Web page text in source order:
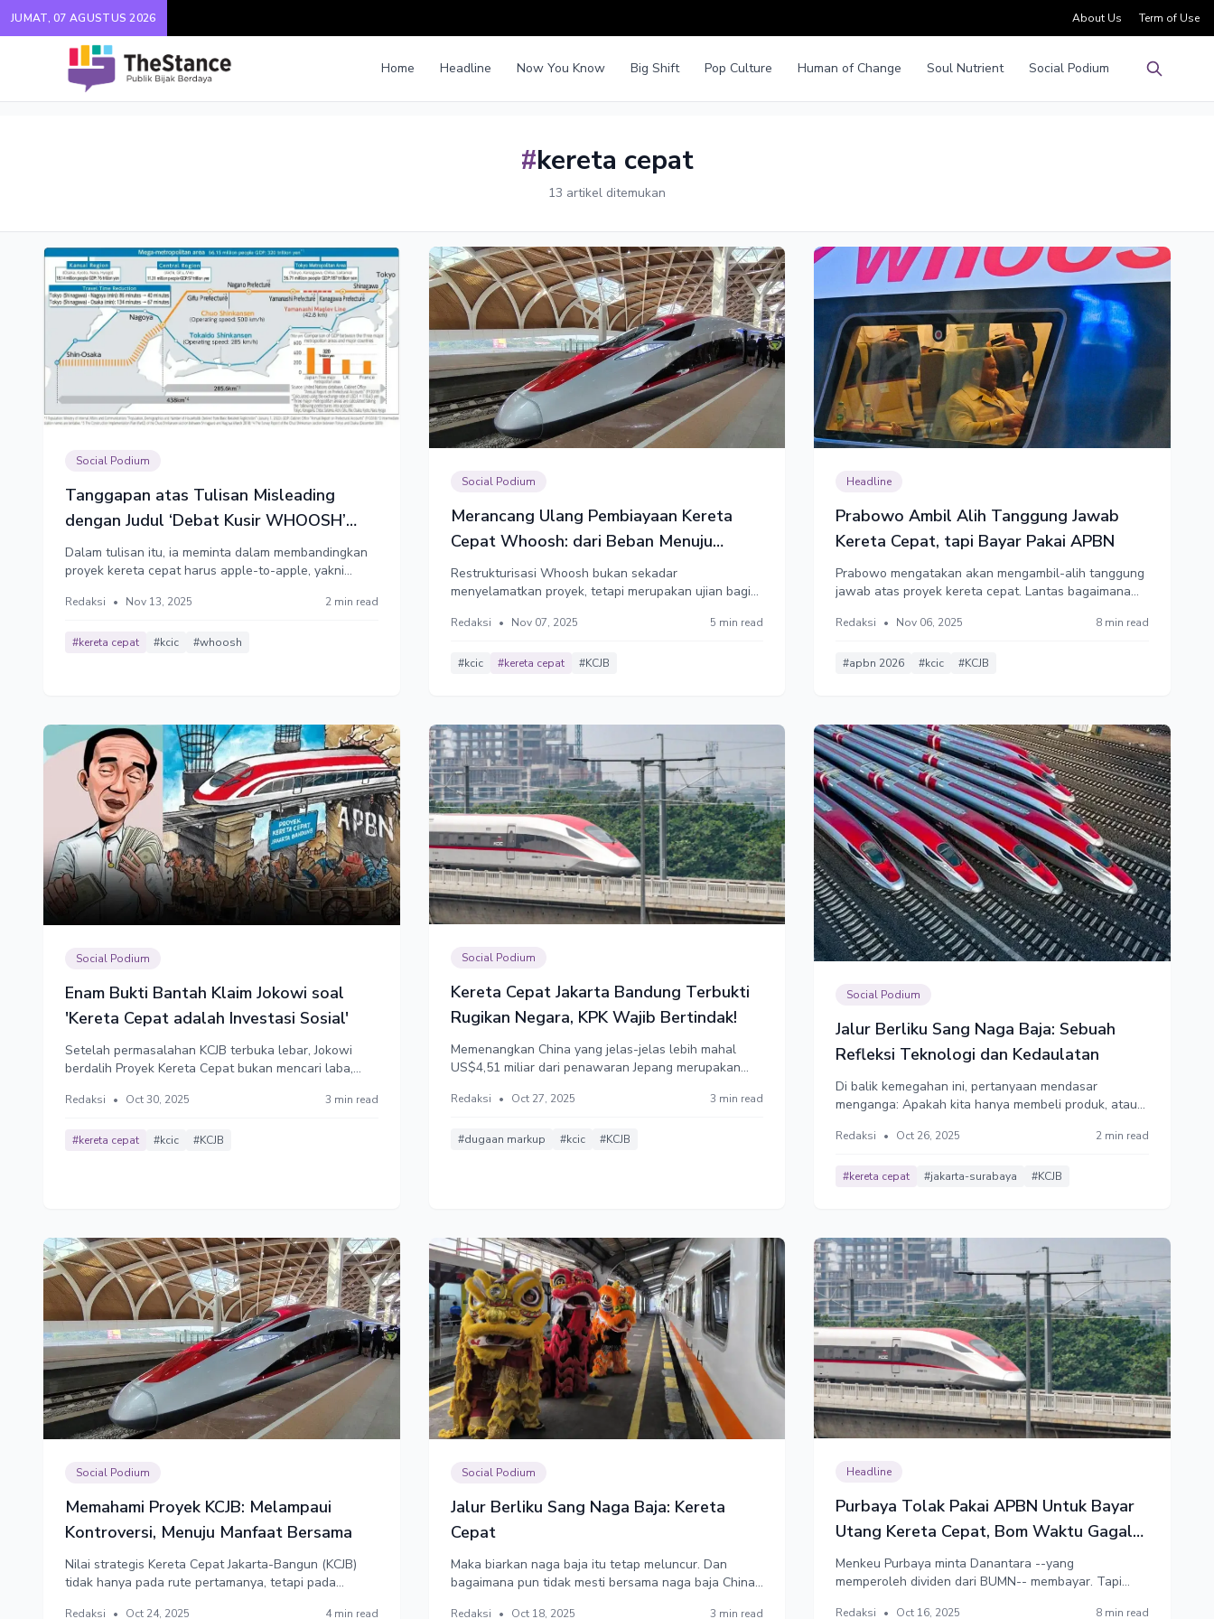
JUMAT, 07 AGUSTUS 2026 About Us Term of Use
Home Headline Now You Know Big Shift Pop Culture Human of Change Soul Nutrient
Social Podium
#kereta cepat
13 artikel ditemukan
Social Podium
Tanggapan atas Tulisan Misleading
dengan Judul ‘Debat Kusir WHOOSH’
Atas Nama Laksamana Sukardi
Dalam tulisan itu, ia meminta dalam membandingkan
proyek kereta cepat harus apple-to-apple, yakni
membandingkan KCJB dengan Chuo Shinkansen
Redaksi • Nov 13, 2025 2 min read
#kereta cepat #kcic #whoosh
Social Podium
Merancang Ulang Pembiayaan Kereta
Cepat Whoosh: dari Beban Menuju
Investasi Berdaulat
Restrukturisasi Whoosh bukan sekadar
menyelamatkan proyek, tetapi merupakan ujian bagi
berdaulat dalam membangun masa depan. Bukan
kambuh berulang dan memicu penyakit yang lebih
Redaksi • Nov 07, 2025 5 min read
#kcic #kereta cepat #KCJB
Headline
Prabowo Ambil Alih Tanggung Jawab
Kereta Cepat, tapi Bayar Pakai APBN
Prabowo mengatakan akan mengambil-alih tanggung
jawab atas proyek kereta cepat. Lantas bagaimana
Apakah akan diusut? Belum lagi, membayar utang
hazard sekaligus risiko hukum.
Redaksi • Nov 06, 2025 8 min read
#apbn 2026 #kcic #KCJB
Social Podium
Enam Bukti Bantah Klaim Jokowi soal
'Kereta Cepat adalah Investasi Sosial'
Setelah permasalahan KCJB terbuka lebar, Jokowi
berdalih Proyek Kereta Cepat bukan mencari laba,
menghindar dari tanggung jawab atas kerugian
valid membungkam dalih Jokowi tersebut.
Redaksi • Oct 30, 2025 3 min read
#kereta cepat #kcic #KCJB
Social Podium
Kereta Cepat Jakarta Bandung Terbukti
Rugikan Negara, KPK Wajib Bertindak!
Memenangkan China yang jelas-jelas lebih mahal
US$4,51 miliar dari penawaran Jepang merupakan
dan pasti. Dengan kurs Rp16.300 per US$, kerugian
termasuk dugaan markup senilai US$2 miliar.
Redaksi • Oct 27, 2025 3 min read
#dugaan markup #kcic #KCJB
Social Podium
Jalur Berliku Sang Naga Baja: Sebuah
Refleksi Teknologi dan Kedaulatan
Di balik kemegahan ini, pertanyaan mendasar
menganga: Apakah kita hanya membeli produk, atau
tamu mewah dari negeri Tirai Bambu, atau bibit untuk
Redaksi • Oct 26, 2025 2 min read
#kereta cepat #jakarta-surabaya #KCJB
Social Podium
Memahami Proyek KCJB: Melampaui
Kontroversi, Menuju Manfaat Bersama
Nilai strategis Kereta Cepat Jakarta-Bangun (KCJB)
tidak hanya pada rute pertamanya, tetapi pada
Redaksi • Oct 24, 2025 4 min read
Social Podium
Jalur Berliku Sang Naga Baja: Kereta
Cepat
Maka biarkan naga baja itu tetap meluncur. Dan
bagaimana pun tidak mesti bersama naga baja China
Redaksi • Oct 18, 2025 3 min read
Headline
Purbaya Tolak Pakai APBN Untuk Bayar
Utang Kereta Cepat, Bom Waktu Gagal
Bayar di Depan Mata
Menkeu Purbaya minta Danantara --yang
memperoleh dividen dari BUMN-- membayar. Tapi
Redaksi • Oct 16, 2025 8 min read